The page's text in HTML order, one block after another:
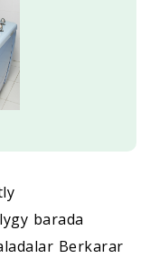
barada
Berkarar